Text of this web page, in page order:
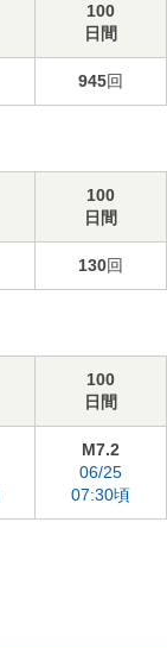
100
日間
945回
100
日間
130回
100
日間
M7.2
06/25
07:30頃